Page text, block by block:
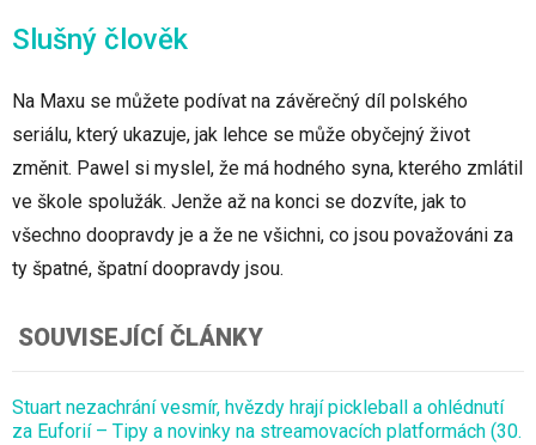
Slušný člověk
Na Maxu se můžete podívat na závěrečný díl polského
seriálu, který ukazuje, jak lehce se může obyčejný život
změnit. Pawel si myslel, že má hodného syna, kterého zmlátil
ve škole spolužák. Jenže až na konci se dozvíte, jak to
všechno doopravdy je a že ne všichni, co jsou považováni za
ty špatné, špatní doopravdy jsou.
SOUVISEJÍCÍ ČLÁNKY
Stuart nezachrání vesmír, hvězdy hrají pickleball a ohlédnutí
za Euforií – Tipy a novinky na streamovacích platformách (30.